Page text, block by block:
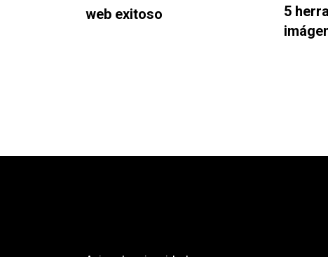
web exitoso
5